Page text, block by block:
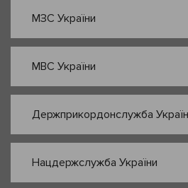
МЗС України
МВС України
Держприкордонслужба
Нацдержслужба України